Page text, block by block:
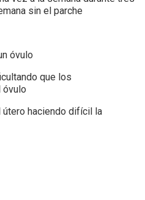
sin el parche
óvulo
que los
óvulo
haciendo difícil la